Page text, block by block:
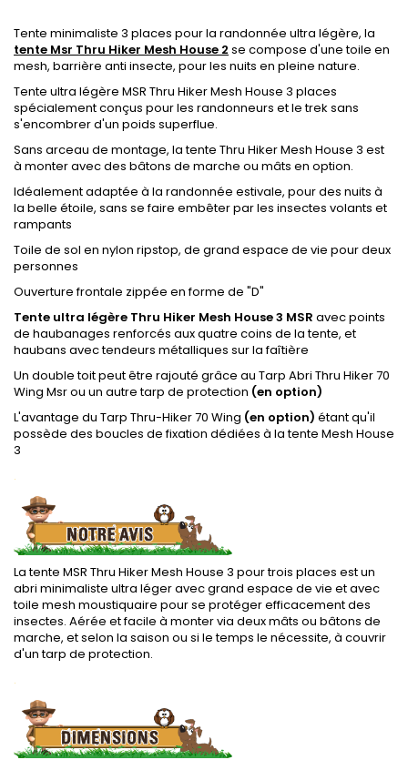
Tente minimaliste 3 places pour la randonnée ultra légère, la
tente Msr Thru Hiker Mesh House 2 se compose d'une toile en
mesh, barrière anti insecte, pour les nuits en pleine nature.
Tente ultra légère MSR Thru Hiker Mesh House 3 places
spécialement conçus pour les randonneurs et le trek sans
s'encombrer d'un poids superflue.
Sans arceau de montage, la tente Thru Hiker Mesh House 3 est
à monter avec des bâtons de marche ou mâts en option.
Idéalement adaptée à la randonnée estivale, pour des nuits à
la belle étoile, sans se faire embêter par les insectes volants et
rampants
Toile de sol en nylon ripstop, de grand espace de vie pour deux
personnes
Ouverture frontale zippée en forme de "D"
Tente ultra légère Thru Hiker Mesh House 3 MSR avec points
de haubanages renforcés aux quatre coins de la tente, et
haubans avec tendeurs métalliques sur la faîtière
Un double toit peut être rajouté grâce au Tarp Abri Thru Hiker 70
Wing Msr ou un autre tarp de protection (en option)
L'avantage du Tarp Thru-Hiker 70 Wing (en option) étant qu'il
possède des boucles de fixation dédiées à la tente Mesh House
3
.
La tente MSR Thru Hiker Mesh House 3 pour trois places est un
abri minimaliste ultra léger avec grand espace de vie et avec
toile mesh moustiquaire pour se protéger efficacement des
insectes. Aérée et facile à monter via deux mâts ou bâtons de
marche, et selon la saison ou si le temps le nécessite, à couvrir
d'un tarp de protection.
.